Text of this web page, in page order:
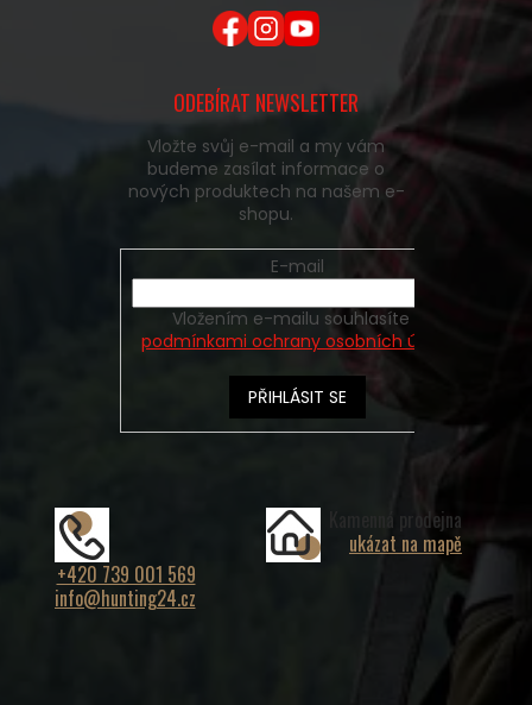
ODEBÍRAT NEWSLETTER
Vložte svůj e-mail a my vám
budeme zasílat informace o
nových produktech na našem e-
shopu.
E-mail
podmínkami ochrany osobních údajů
PŘIHLÁSIT SE
+420 739 001 569
info@hunting24.cz
Kamenná prodejna
ukázat na mapě